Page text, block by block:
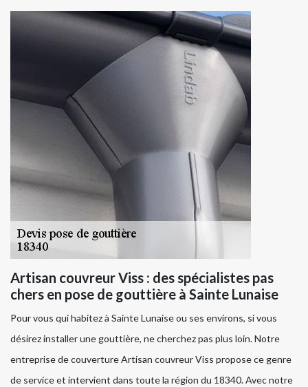
Artisan couvreur Viss : des spécialistes pas
chers en pose de gouttière à Sainte Lunaise
Pour vous qui habitez à Sainte Lunaise ou ses environs, si vous
désirez installer une gouttière, ne cherchez pas plus loin. Notre
entreprise de couverture Artisan couvreur Viss propose ce genre
de service et intervient dans toute la région du 18340. Avec notre